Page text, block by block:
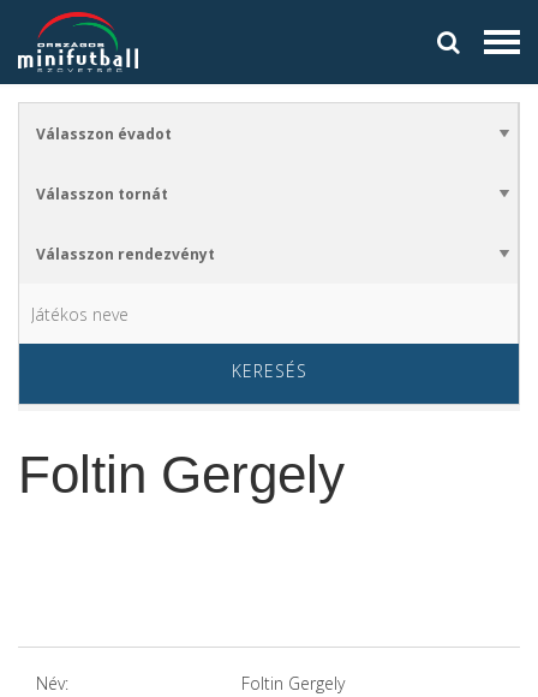
KERESÉS
Foltin Gergely
Név:
Foltin Gergely